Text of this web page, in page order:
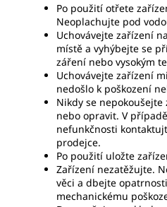
Po použití otřete
Neoplachujte pod
Uchovávejte zařízení
místě a vyhýbejte se
záření nebo vysokým
Uchovávejte zařízení
nedošlo k poškození
Nikdy se
nebo opravit. V
nefunkčnosti
prodejce.
Po použití uložte
Zařízení nezatěžujte.
věci a dbejte
mechanickému